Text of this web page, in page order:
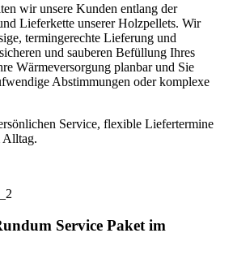
wir unsere Kunden entlang der
Lieferkette unserer Holzpellets. Wir
termingerechte Lieferung und
und sauberen Befüllung Ihres
Wärmeversorgung planbar und Sie
Abstimmungen oder komplexe
Service, flexible Liefertermine
Alltag.
Service Paket im